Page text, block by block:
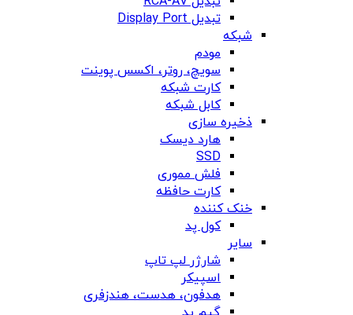
تبدیل Display Port
شبکه
مودم
سویچ، روتر، اکسس پوینت
کارت شبکه
کابل شبکه
ذخیره سازی
هارد دیسک
SSD
فلش مموری
کارت حافظه
خنک کننده
کول پد
سایر
شارژر لپ تاپ
اسپیکر
هدفون، هدست، هندزفری